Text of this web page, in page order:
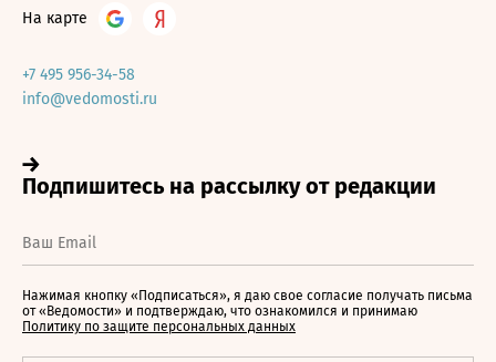
На карте
+7 495 956-34-58
info@vedomosti.ru
Нажимая кнопку «Подписаться», я даю свое согласие получать письма
от «Ведомости» и подтверждаю, что ознакомился и принимаю
Политику по защите персональных данных